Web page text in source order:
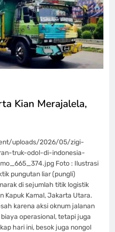
Kian Merajalela,
uploads/2026/05/zigi-
truk-odol-di-indonesia-
Foto : Ilustrasi
pungutan liar (pungli)
di sejumlah titik logistik
Kapuk Kamal, Jakarta Utara.
karena aksi oknum jalanan
operasional, tetapi juga
hari ini, besok juga nongol